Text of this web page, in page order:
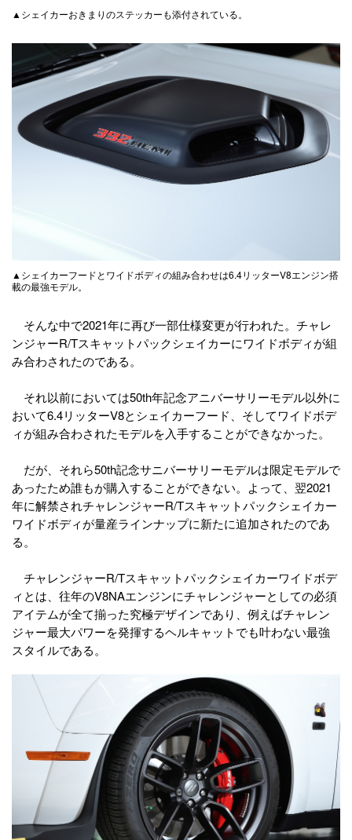
▲シェイカーおきまりのステッカーも添付されている。
▲シェイカーフードとワイドボディの組み合わせは6.4リッターV8エンジン搭
載の最強モデル。
そんな中で2021年に再び一部仕様変更が行われた。チャレ
ンジャーR/Tスキャットパックシェイカーにワイドボディが組
み合わされたのである。
それ以前においては50th年記念アニバーサリーモデル以外に
おいて6.4リッターV8とシェイカーフード、そしてワイドボデ
ィが組み合わされたモデルを入手することができなかった。
だが、それら50th記念サニバーサリーモデルは限定モデルで
あったため誰もが購入することができない。よって、翌2021
年に解禁されチャレンジャーR/Tスキャットパックシェイカー
ワイドボディが量産ラインナップに新たに追加されたのであ
る。
チャレンジャーR/Tスキャットパックシェイカーワイドボデ
ィとは、往年のV8NAエンジンにチャレンジャーとしての必須
アイテムが全て揃った究極デザインであり、例えばチャレン
ジャー最大パワーを発揮するヘルキャットでも叶わない最強
スタイルである。